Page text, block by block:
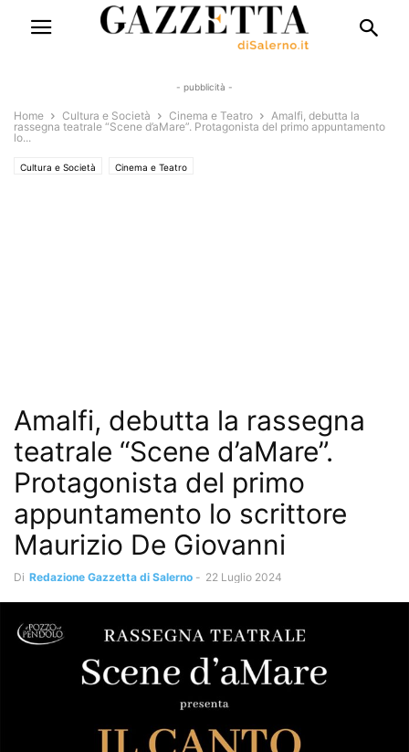
- pubblicità -
Home Cultura e Società Cinema e Teatro
Amalfi, debutta la
rassegna teatrale “Scene d’aMare”. Protagonista del primo appuntamento
lo...
Cultura e Società Cinema e Teatro
Amalfi, debutta la rassegna
teatrale “Scene d’aMare”.
Protagonista del primo
appuntamento lo scrittore
Maurizio De Giovanni
Di Redazione Gazzetta di Salerno - 22 Luglio 2024